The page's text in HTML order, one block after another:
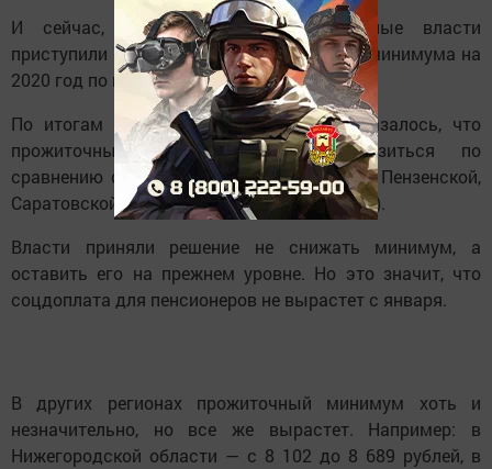
И сейчас, в конце года, региональные власти
приступили к утверждению прожиточного минимума на
2020 год по новой методике.
По итогам расчета в ряде регионов оказалось, что
прожиточный минимум должен снизиться по
сравнению с текущим годом (например, в Пензенской,
Саратовской области, Татарстане, Чувашии).
Власти приняли решение не снижать минимум, а
оставить его на прежнем уровне. Но это значит, что
соцдоплата для пенсионеров не вырастет с января.
В других регионах прожиточный минимум хоть и
незначительно, но все же вырастет. Например: в
Нижегородской области — с 8 102 до 8 689 рублей, в